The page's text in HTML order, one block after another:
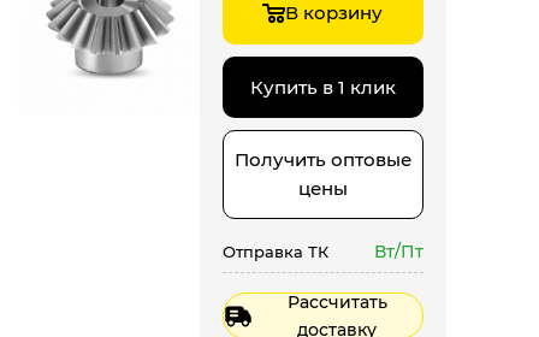
В корзину
Купить в 1 клик
Получить оптовые
цены
Отправка ТК Вт/Пт
Рассчитать
доставку